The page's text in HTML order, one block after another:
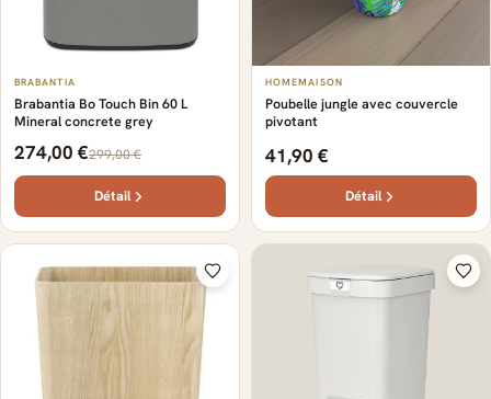
BRABANTIA
Brabantia Bo Touch Bin 60 L
Mineral concrete grey
274,00 €299,00 €
Détail
HOMEMAISON
Poubelle jungle avec couvercle
pivotant
41,90 €
Détail